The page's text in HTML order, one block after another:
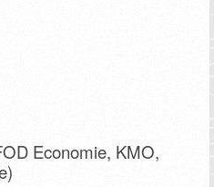
Economie, KMO,